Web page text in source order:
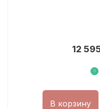
12
В корзину